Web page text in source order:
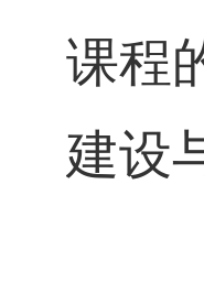
课程
建设